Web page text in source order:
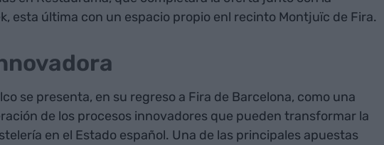
esta última con un espacio propio enl recinto Montjuïc de Fira.
se presenta, en su regreso a Fira de Barcelona, como una
de los procesos innovadores que pueden transformar la
en el Estado español. Una de las principales apuestas